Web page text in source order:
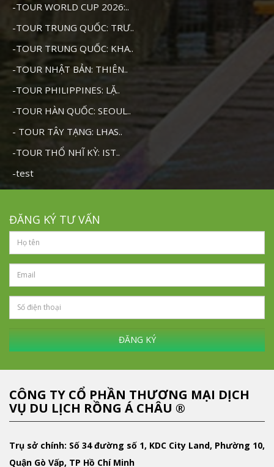
-TOUR WORLD CUP 2026:..
-TOUR TRUNG QUỐC: TRƯ..
-TOUR TRUNG QUỐC: KHA..
-TOUR NHẬT BẢN: THIÊN..
-TOUR PHILIPPINES: LẶ..
-TOUR HÀN QUỐC: SEOUL..
- TOUR TÂY TẠNG: LHAS..
-TOUR THỔ NHĨ KỲ: IST..
-test
ĐĂNG KÝ TƯ VẤN
ĐĂNG KÝ
CÔNG TY CỔ PHẦN THƯƠNG MẠI DỊCH
VỤ DU LỊCH RỒNG Á CHÂU ®
Trụ sở chính: Số 34 đường số 1, KDC City Land, Phường 10,
Quận Gò Vấp, TP Hồ Chí Minh